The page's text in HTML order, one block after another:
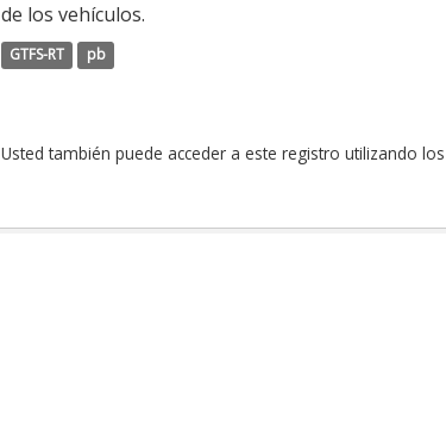
de los vehículos.
GTFS-RT pb
Usted también puede acceder a este registro utilizando los